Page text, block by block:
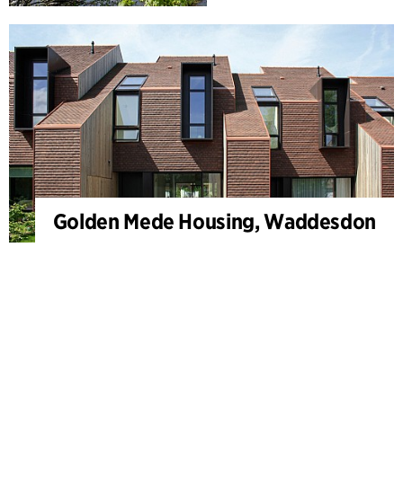
Golden Mede Housing, Waddesdon